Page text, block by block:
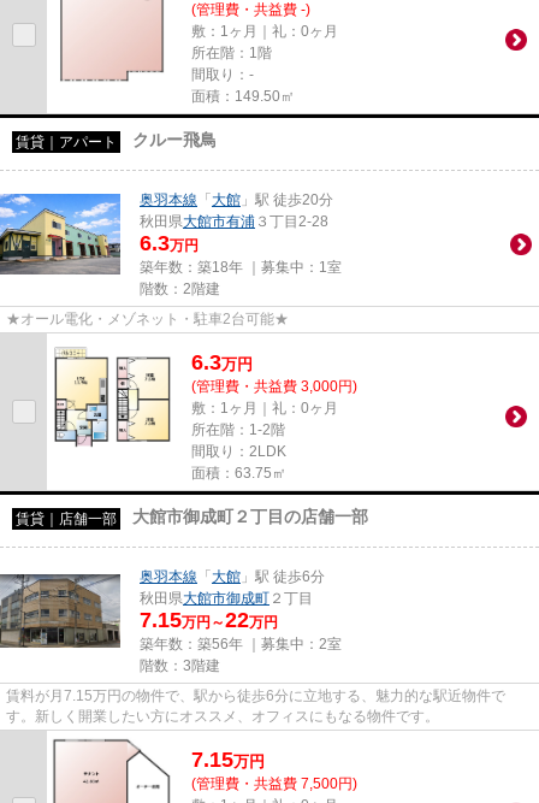
(管理費・共益費 -)
敷：1ヶ月｜礼：0ヶ月
所在階：1階
間取り：-
面積：149.50㎡
賃貸｜アパート クルー飛鳥
奥羽本線 「 大館 」駅 徒歩20分
秋田県大館市有浦 ３丁目2-28
6.3万円
築年数：築18年 ｜募集中： 1室
階数：2階建
★オール電化・メゾネット・駐車2台可能★
6.3万円
(管理費・共益費 3,000円)
敷：1ヶ月｜礼：0ヶ月
所在階：1-2階
間取り：2LDK
面積：63.75㎡
賃貸｜店舗一部 大館市御成町２丁目の店舗一部
奥羽本線 「 大館 」駅 徒歩6分
秋田県大館市御成町 ２丁目
7.15万円～22万円
築年数：築56年 ｜募集中： 2室
階数：3階建
賃料が月7.15万円の物件で、駅から徒歩6分に立地する、魅力的な駅近物件で
す。新しく開業したい方にオススメ、オフィスにもなる物件です。
7.15万円
(管理費・共益費 7,500円)